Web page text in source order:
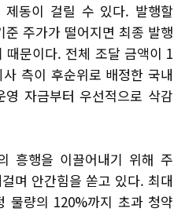
제동이 걸릴 수 있다. 발행할
주가가 떨어지면 최종 발행
때문이다. 전체 조달 금액이 1
측이 후순위로 배정한 국내
자금부터 우선적으로 삭감
흥행을 이끌어내기 위해 주
며 안간힘을 쏟고 있다. 최대
물량의 120%까지 초과 청약